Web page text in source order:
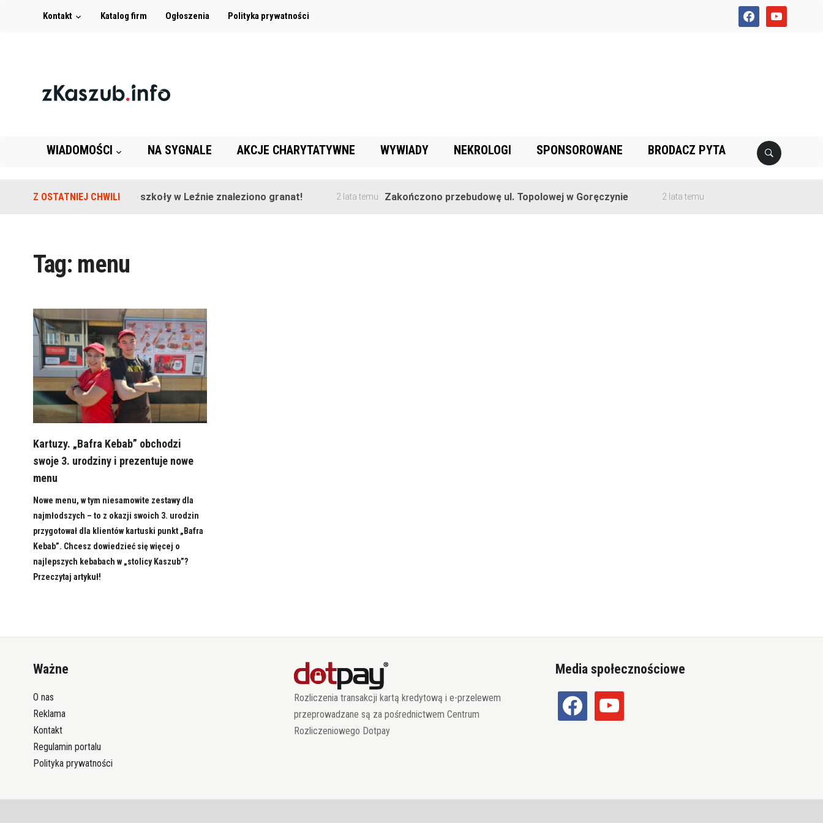
facebookyoutube
Kontakt Katalog firm Ogłoszenia Polityka prywatności
WIADOMOŚCI NA SYGNALE AKCJE CHARYTATYWNE WYWIADY NEKROLOGI SPONSOROWANE BRODACZ PYTA
Z OSTATNIEJ CHWILINa terenie szkoły w Leźnie znaleziono granat! 2 lata temu Zakończono przebudowę ul. Topolowej w Goręczynie 2 lata temu
Tag: menu
Kartuzy. „Bafra Kebab” obchodzi
swoje 3. urodziny i prezentuje nowe
menu
Nowe menu, w tym niesamowite zestawy dla
najmłodszych – to z okazji swoich 3. urodzin
przygotował dla klientów kartuski punkt „Bafra
Kebab”. Chcesz dowiedzieć się więcej o
najlepszych kebabach w „stolicy Kaszub”?
Przeczytaj artykuł!
Ważne
O nas
Reklama
Kontakt
Regulamin portalu
Polityka prywatności
Rozliczenia transakcji kartą kredytową i e-przelewem
przeprowadzane są za pośrednictwem Centrum
Rozliczeniowego Dotpay
Media społecznościowe
facebook youtube